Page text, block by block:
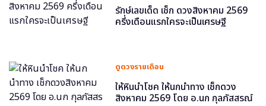
รักษ์เลขเด็ด เช็ก ดวงสิงหาคม 2569
ครึ่งเดือนแรกใครจะเป็นเศรษฐี
ดูดวงรายเดือน
ให้หินนำโชค ให้นกนำทาง เช็กดวง
สิงหาคม 2569 โดย อ.นก กุลภัสสรณ์